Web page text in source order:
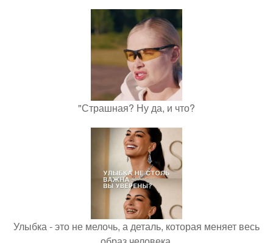
"Страшная? Ну да, и что?
Улыбка - это не мелочь, а деталь, которая меняет весь